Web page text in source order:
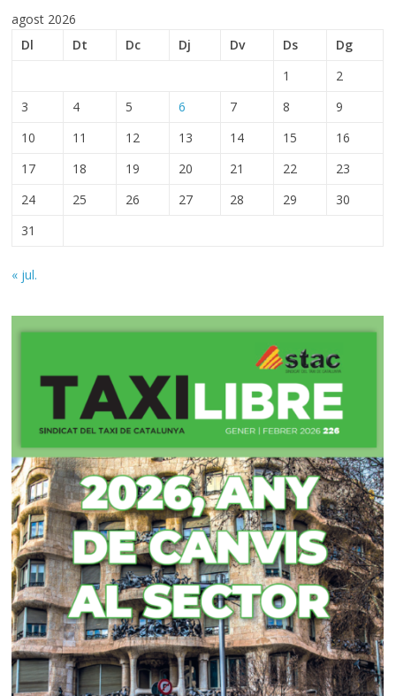
agost 2026
Dl
Dt Dc Dj Dv Ds
Dg
1
2
3
4 5 6 7 8
9
10
11 12 13 14 15
16
17
18 19 20 21 22
23
24
25 26 27 28 29
30
31
« jul.